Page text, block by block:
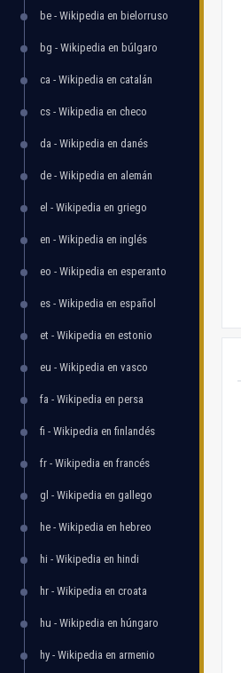
be - Wikipedia en bielorruso
bg - Wikipedia en búlgaro
ca - Wikipedia en catalán
cs - Wikipedia en checo
da - Wikipedia en danés
de - Wikipedia en alemán
el - Wikipedia en griego
en - Wikipedia en inglés
eo - Wikipedia en esperanto
es - Wikipedia en español
et - Wikipedia en estonio
eu - Wikipedia en vasco
fa - Wikipedia en persa
fi - Wikipedia en finlandés
fr - Wikipedia en francés
gl - Wikipedia en gallego
he - Wikipedia en hebreo
hi - Wikipedia en hindi
hr - Wikipedia en croata
hu - Wikipedia en húngaro
hy - Wikipedia en armenio